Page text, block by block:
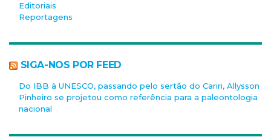
Editoriais
Reportagens
SIGA-NOS POR FEED
Do IBB à UNESCO, passando pelo sertão do Cariri, Allysson
Pinheiro se projetou como referência para a paleontologia
nacional